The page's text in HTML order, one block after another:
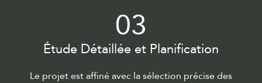
03
Étude Détaillée et Planification
Le projet est affiné avec la sélection précise des